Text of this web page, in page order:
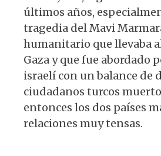
últimos años,
tragedia del Mavi
humanitario que llevaba
Gaza y que fue abordado
israelí con un balance de
ciudadanos turcos
entonces los dos países
relaciones muy tensas.